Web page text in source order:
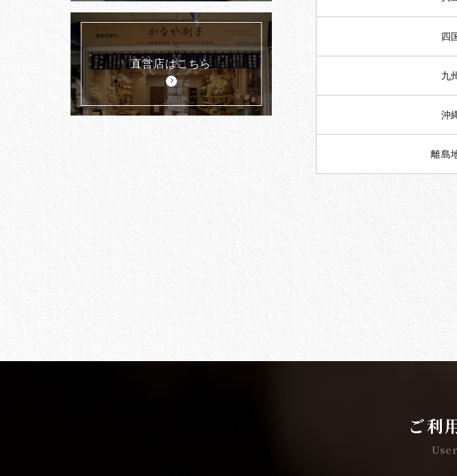
直営店はこちら
四
九
沖
離島
ご利